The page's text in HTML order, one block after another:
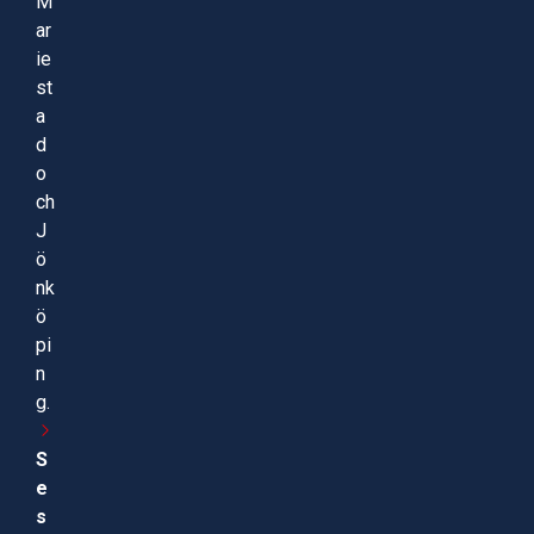
ar
ie
st
a
d
o
ch
J
ö
nk
ö
pi
n
g.
S
e
s